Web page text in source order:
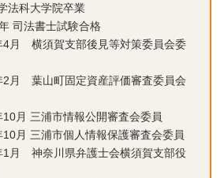
法科大学院卒業
司法書士試験合格
4月 横須賀支部後見等対策委員会委
2月 葉山町固定資産評価審査委員会
10月 三浦市情報公開審査会委員
10月 三浦市個人情報保護審査会委員
1月 神奈川県弁護士会横須賀支部役